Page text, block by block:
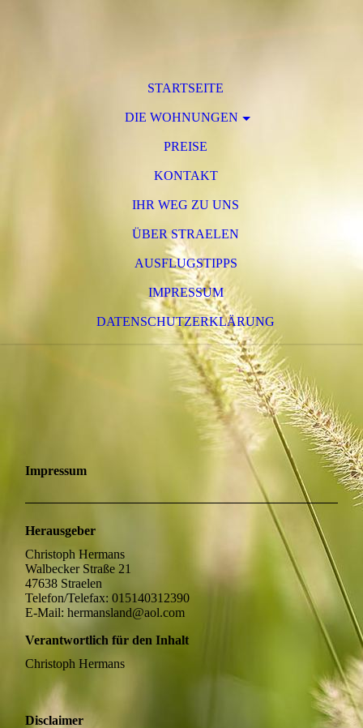
STARTSEITE
DIE WOHNUNGEN
PREISE
KONTAKT
IHR WEG ZU UNS
ÜBER STRAELEN
AUSFLUGSTIPPS
IMPRESSUM
DATENSCHUTZERKLÄRUNG
Impressum
Herausgeber
Christoph Hermans
Walbecker Straße 21
47638 Straelen
Telefon/Telefax: 015140312390
E-Mail: hermansland@aol.com
Verantwortlich für den Inhalt
Christoph Hermans
Disclaimer